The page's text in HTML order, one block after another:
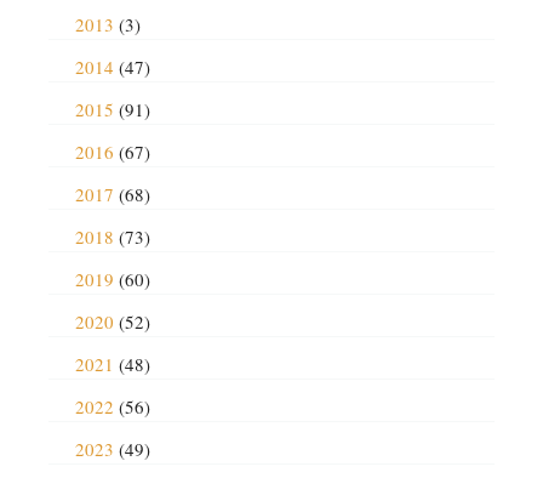
2013 (3)
2014 (47)
2015 (91)
2016 (67)
2017 (68)
2018 (73)
2019 (60)
2020 (52)
2021 (48)
2022 (56)
2023 (49)